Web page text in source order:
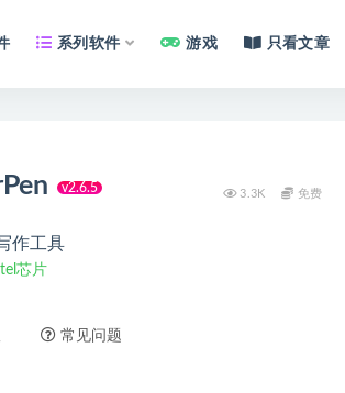
系列软件 游戏 只看文章
v2.6.5
作工具
芯片
3.3K 免费
常见问题